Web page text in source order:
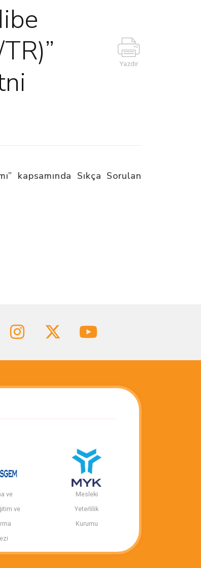
Yazdır
kapsamında Sıkça Sorulan
ve
ve
Mesleki
Yeterlilik
Kurumu